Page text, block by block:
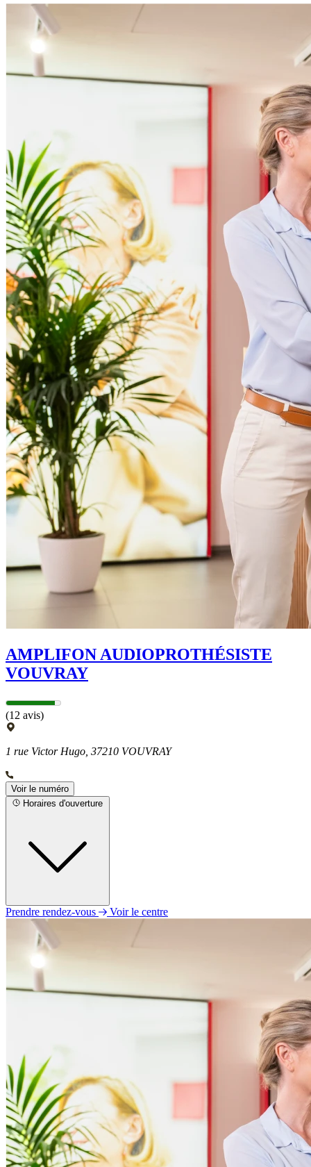
AMPLIFON AUDIOPROTHÉSISTE
VOUVRAY
(12 avis)
1 rue Victor Hugo, 37210 VOUVRAY
Voir le numéro
Horaires d'ouverture
Lundi
09h30 - 12h30
14h00 - 18h00
09h30 - 12h30
14h00 - 18h00
14h00 - 18h00
Vendredi
09h30 - 12h30
14h00 - 18h00
Samedi
Fermé
Dimanche
Fermé
Prendre rendez-vous Voir le centre